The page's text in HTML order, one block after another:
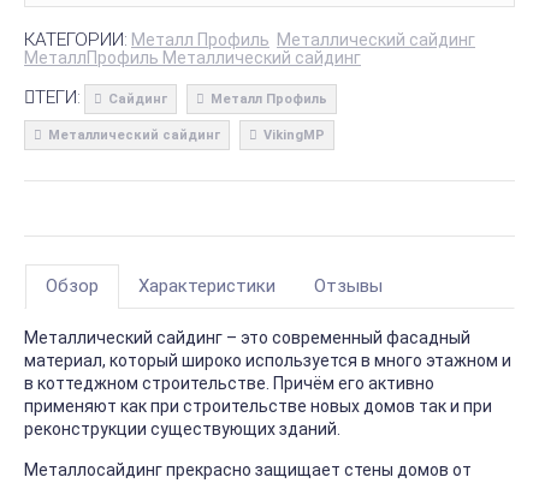
КАТЕГОРИИ: Металл Профиль Металлический сайдинг
МеталлПрофиль Металлический сайдинг
ТЕГИ: Сайдинг Металл Профиль
Металлический сайдинг VikingMP
Обзор Характеристики Отзывы
Металлический сайдинг – это современный фасадный
материал, который широко используется в много этажном и
в коттеджном строительстве. Причём его активно
применяют как при строительстве новых домов так и при
реконструкции существующих зданий.
Металлосайдинг прекрасно защищает стены домов от